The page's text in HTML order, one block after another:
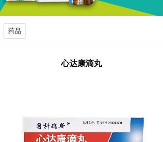
药品
心达康滴丸